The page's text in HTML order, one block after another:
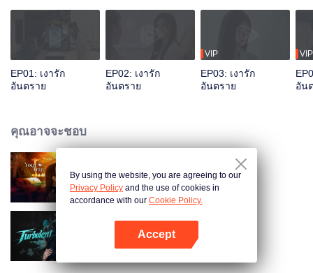
EP01: เงารัก
อันตราย
EP02: เงารัก
อันตราย
VIP
EP03: เงารัก
อันตราย
VIP
อัน
คุณอาจจะชอบ
กับดักรักลวงใจ
Turbulent Love
By using the website, you are agreeing to our
Privacy Policy and the use of cookies in
accordance with our Cookie Policy.
Accept